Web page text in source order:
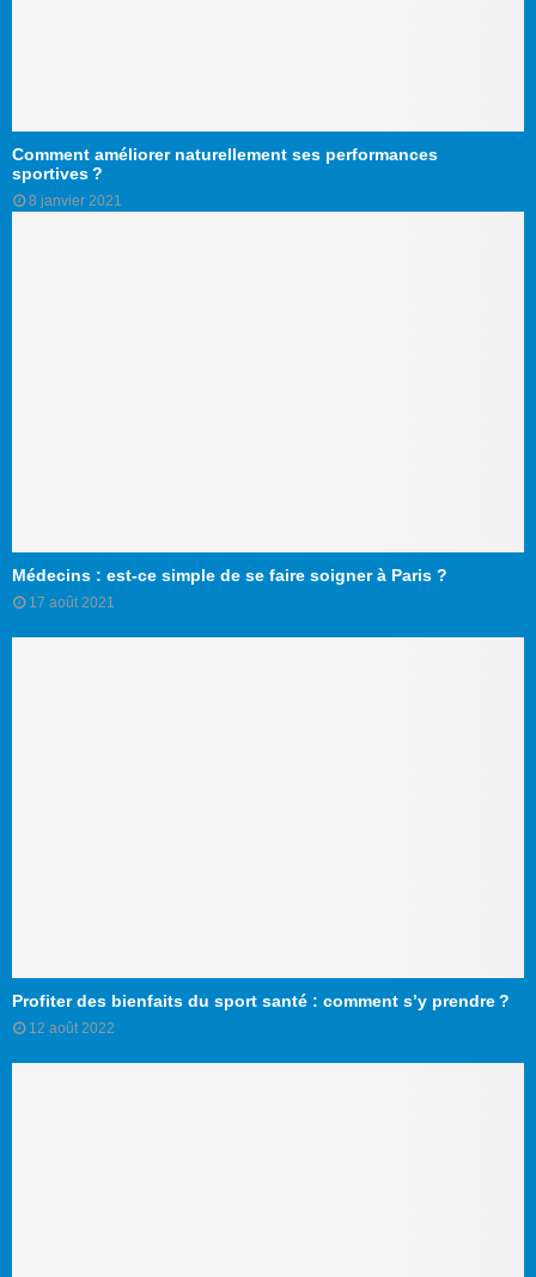
Comment améliorer naturellement ses performances
sportives ?
8 janvier 2021
Médecins : est-ce simple de se faire soigner à Paris ?
17 août 2021
Profiter des bienfaits du sport santé : comment s’y prendre ?
12 août 2022